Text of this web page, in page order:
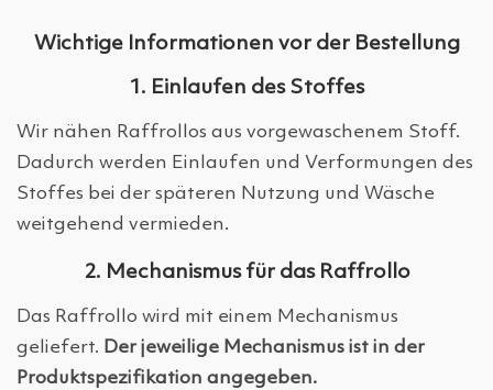
Wichtige Informationen vor der Bestellung
1. Einlaufen des Stoffes
Wir nähen Raffrollos aus vorgewaschenem Stoff.
Dadurch werden Einlaufen und Verformungen des
Stoffes bei der späteren Nutzung und Wäsche
weitgehend vermieden.
2. Mechanismus für das Raffrollo
Das Raffrollo wird mit einem Mechanismus
geliefert. Der jeweilige Mechanismus ist in der
Produktspezifikation angegeben.